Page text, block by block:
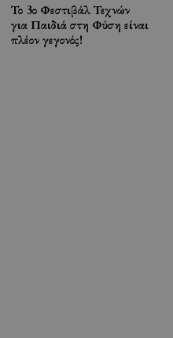
Το 3ο Φεστιβάλ Τεχνών
για Παιδιά στη Φύση είναι
πλέον γεγονός!